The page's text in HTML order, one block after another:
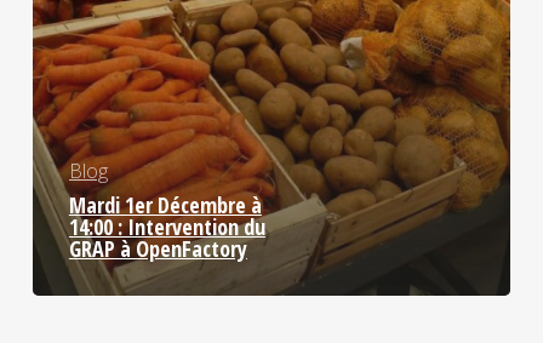
Blog
Mardi 1er Décembre à
14:00 : Intervention du
GRAP à OpenFactory